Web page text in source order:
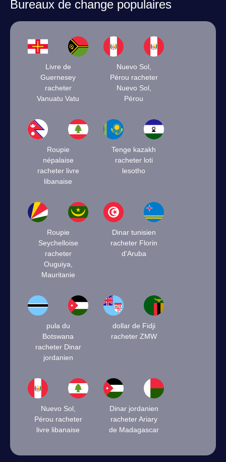
Bureaux de change populaires
Livre de
Guernesey
racheter
Vanuatu Vatu
Nuevo Sol,
Pérou racheter
Nuevo Sol,
Pérou
Roupie
népalaise
racheter livre
libanaise
Tenge kazakh
racheter loti
lesotho
Roupie
Seychelloise
racheter
Ouguiya,
Mauritanie
Dinar tunisien
racheter Florin
d'Aruba
pula du
Botswana
racheter Dinar
jordanien
dollar de Fidji
racheter ZMW
Nuevo Sol,
Pérou racheter
livre libanaise
Dinar jordanien
racheter Ariary
de Madagascar